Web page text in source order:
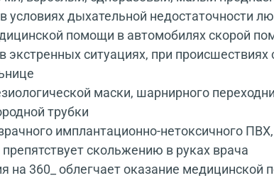
дыхательной недостаточности
помощи в автомобилях скорой
экстренных ситуациях, при
маски, шарнирного
трубки
имплантационно-нетоксичного
скольжению в руках врача
360_ облегчает оказание